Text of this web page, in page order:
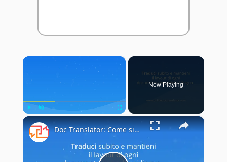
×
Play Unmute Fullscreen
Now Playing
×
Doc Translator: Come si usa il traduttore di documenti?